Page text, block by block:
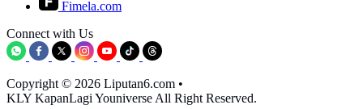
Fimela.com
Connect with Us
Copyright © 2026 Liputan6.com •
KLY KapanLagi Youniverse All Right Reserved.